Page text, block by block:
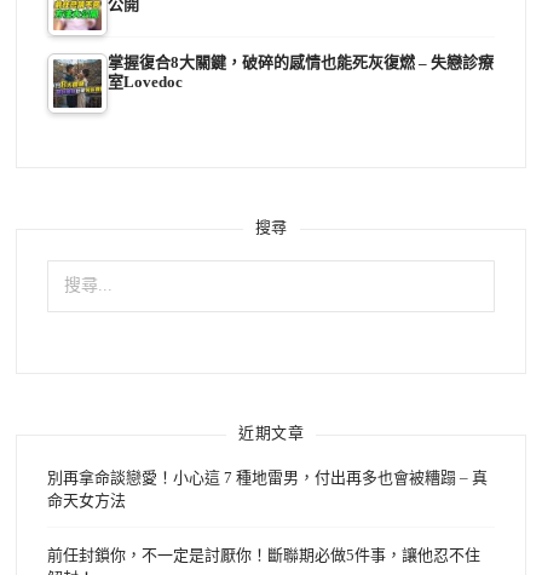
公開
掌握復合8大關鍵，破碎的感情也能死灰復燃 – 失戀診療
室Lovedoc
搜尋
搜
鍵
近期文章
別再拿命談戀愛！小心這 7 種地雷男，付出再多也會被糟蹋 – 真
命天女方法
前任封鎖你，不一定是討厭你！斷聯期必做5件事，讓他忍不住